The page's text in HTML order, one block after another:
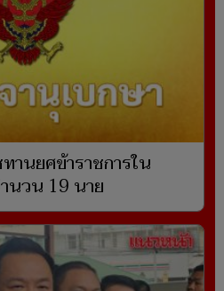
านยศข้าราชการใน
นวน 19 นาย